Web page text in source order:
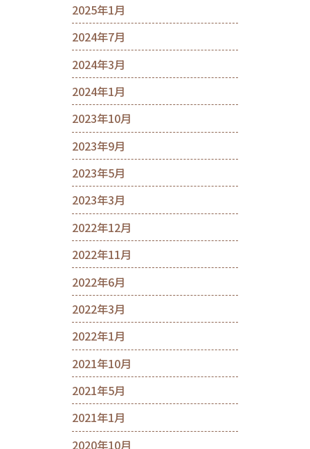
2025年1月
2024年7月
2024年3月
2024年1月
2023年10月
2023年9月
2023年5月
2023年3月
2022年12月
2022年11月
2022年6月
2022年3月
2022年1月
2021年10月
2021年5月
2021年1月
2020年10月